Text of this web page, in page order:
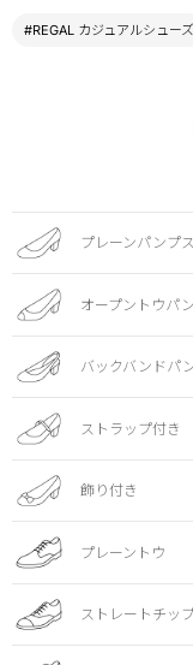
#REGAL カジュアルシューズ
プレーンパンプス
オープントウパ
バックバンドパ
ストラップ付き
飾り付き
プレーントウ
ストレートチッ